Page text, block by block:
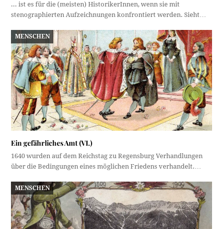
... ist es für die (meisten) HistorikerInnen, wenn sie mit
stenographierten Aufzeichnungen konfrontiert werden. Sieht…
MENSCHEN
Ein gefährliches Amt (VI.)
1640 wurden auf dem Reichstag zu Regensburg Verhandlungen
über die Bedingungen eines möglichen Friedens verhandelt.…
MENSCHEN